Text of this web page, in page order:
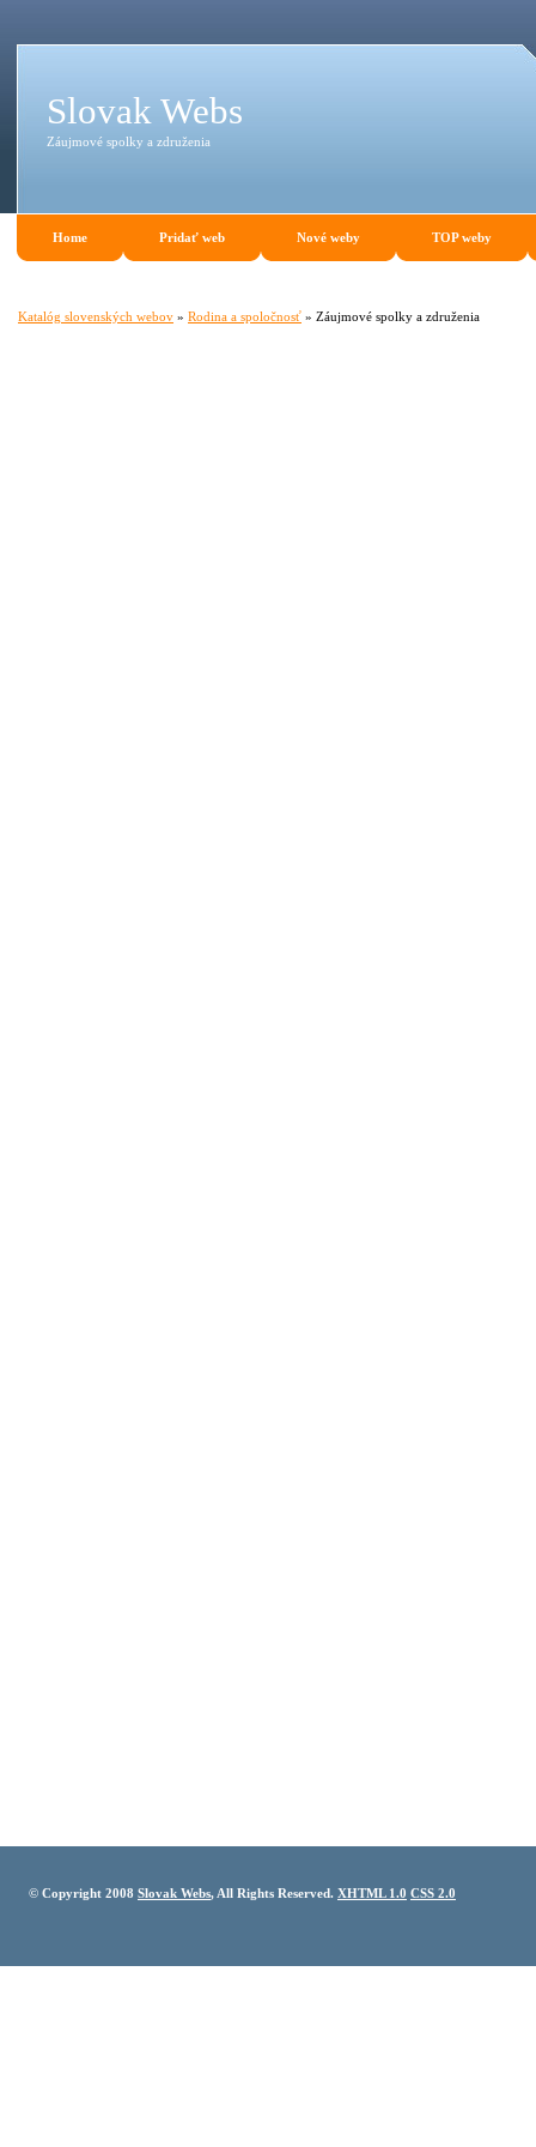
Slovak Webs
Záujmové spolky a združenia
Home Pridať web Nové weby TOP weby
Katalóg slovenských webov » Rodina a spoločnosť » Záujmové spolky a združenia
© Copyright 2008 Slovak Webs, All Rights Reserved. XHTML 1.0 CSS 2.0